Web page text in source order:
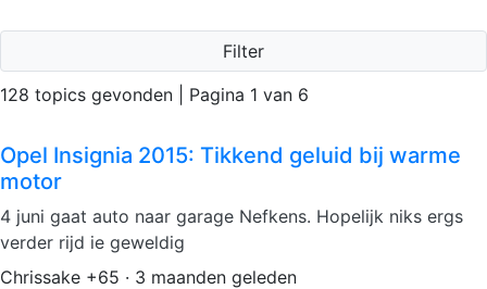
Filter
128 topics gevonden | Pagina 1 van 6
Opel Insignia 2015: Tikkend geluid bij warme
motor
4 juni gaat auto naar garage Nefkens. Hopelijk niks ergs
verder rijd ie geweldig
Chrissake +65 · 3 maanden geleden